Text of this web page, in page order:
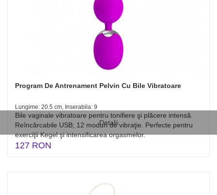
Detalii
Program De Antrenament Pelvin Cu Bile Vibratoare
Lungime: 20.5 cm, Inserabila: 9
Bile vaginale vibratoare pentru tonifiere şi plăcere intensă.
Reîncărcabile USB; 12 moduri de vibraţie. Perfecte pentru
exerciţii Kegel şi intensificarea orgasmelor.
127 RON